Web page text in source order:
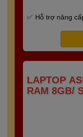
Hỗ trợ nâng
LAPTOP
RAM 8GB/